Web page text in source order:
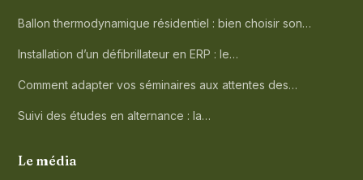
Ballon thermodynamique résidentiel : bien choisir son…
Installation d’un défibrillateur en ERP : le…
Comment adapter vos séminaires aux attentes des…
Suivi des études en alternance : la…
Le média